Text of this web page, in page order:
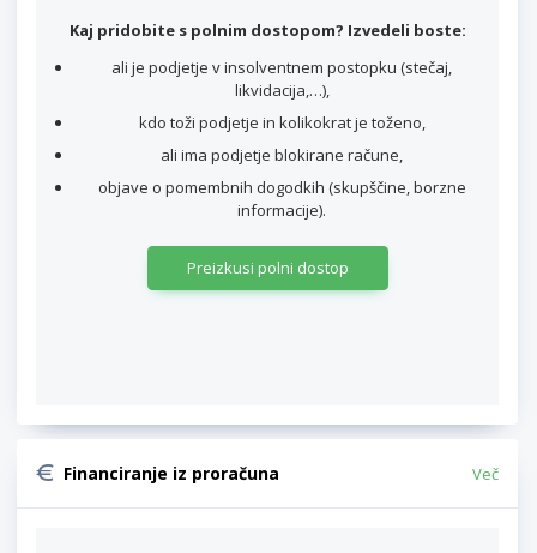
Kaj pridobite s polnim dostopom? Izvedeli boste:
ali je podjetje v insolventnem postopku (stečaj,
likvidacija,…),
kdo toži podjetje in kolikokrat je toženo,
ali ima podjetje blokirane račune,
objave o pomembnih dogodkih (skupščine, borzne
informacije).
Preizkusi polni dostop
Financiranje iz proračuna Več